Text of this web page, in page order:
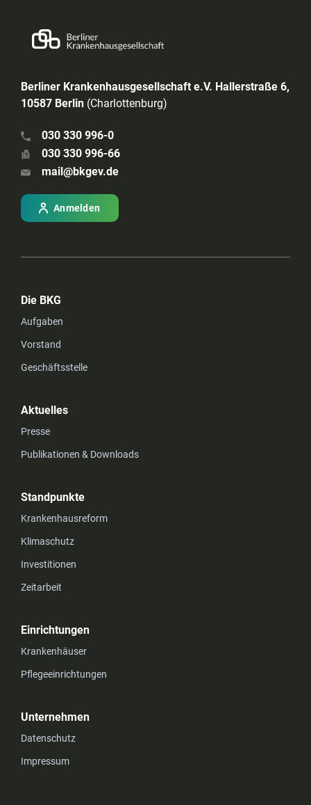
Berliner Krankenhausgesellschaft e.V. Hallerstraße 6,
10587 Berlin (Charlottenburg)
030 330 996-0
030 330 996-66
mail@bkgev.de
Anmelden
Die BKG
Aufgaben
Vorstand
Geschäftsstelle
Aktuelles
Presse
Publikationen & Downloads
Standpunkte
Krankenhausreform
Klimaschutz
Investitionen
Zeitarbeit
Einrichtungen
Krankenhäuser
Pflegeeinrichtungen
Unternehmen
Datenschutz
Impressum